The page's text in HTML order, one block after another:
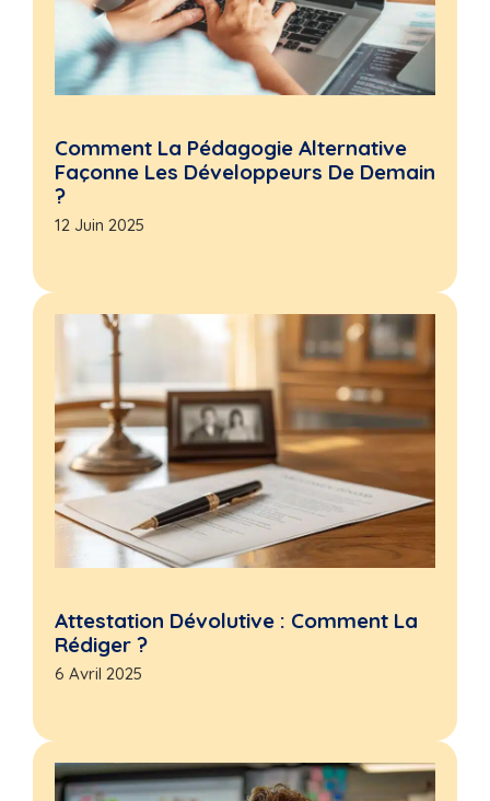
Comment La Pédagogie Alternative
Façonne Les Développeurs De Demain
?
12 Juin 2025
Attestation Dévolutive : Comment La
Rédiger ?
6 Avril 2025